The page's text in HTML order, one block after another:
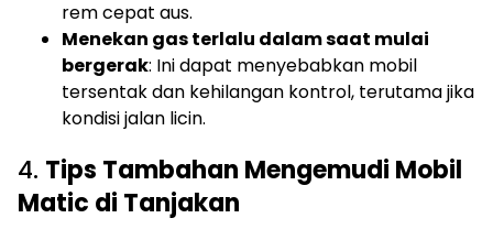
rem cepat aus.
Menekan gas terlalu dalam saat mulai
bergerak: Ini dapat menyebabkan mobil
tersentak dan kehilangan kontrol, terutama jika
kondisi jalan licin.
4. Tips Tambahan Mengemudi Mobil
Matic di Tanjakan